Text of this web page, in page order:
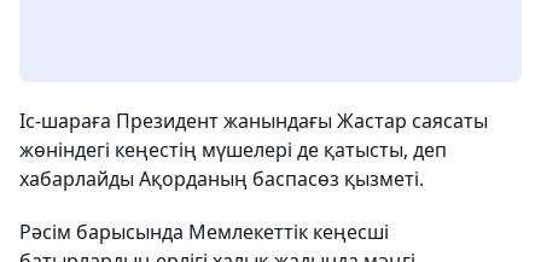
Іс-шараға Президент жанындағы Жастар саясаты
жөніндегі кеңестің мүшелері де қатысты, деп
хабарлайды Ақорданың баспасөз қызметі.
Рәсім барысында Мемлекеттік кеңесші